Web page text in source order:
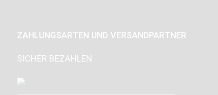
ZAHLUNGSARTEN UND VERSANDPARTNER
SICHER BEZAHLEN